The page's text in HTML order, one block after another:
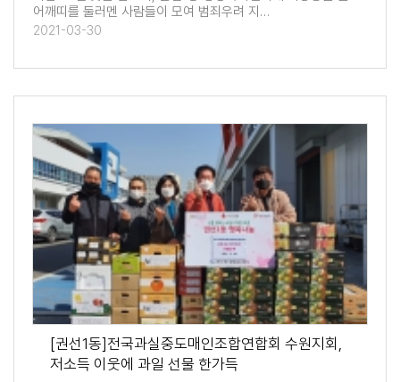
어깨띠를 둘러멘 사람들이 모여 범죄우려 지…
2021-03-30
[권선1동]전국과실중도매인조합연합회 수원지회,
저소득 이웃에 과일 선물 한가득